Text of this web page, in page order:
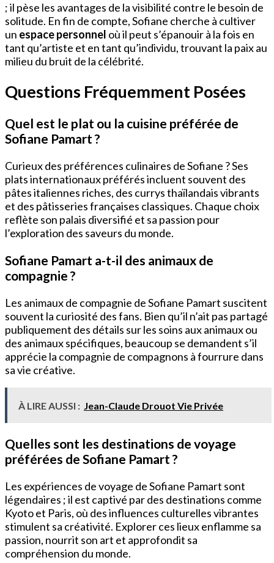
; il pèse les avantages de la visibilité contre le besoin de
solitude. En fin de compte, Sofiane cherche à cultiver
un espace personnel où il peut s’épanouir à la fois en
tant qu’artiste et en tant qu’individu, trouvant la paix au
milieu du bruit de la célébrité.
Questions Fréquemment Posées
Quel est le plat ou la cuisine préférée de
Sofiane Pamart ?
Curieux des préférences culinaires de Sofiane ? Ses
plats internationaux préférés incluent souvent des
pâtes italiennes riches, des currys thaïlandais vibrants
et des pâtisseries françaises classiques. Chaque choix
reflète son palais diversifié et sa passion pour
l’exploration des saveurs du monde.
Sofiane Pamart a-t-il des animaux de
compagnie ?
Les animaux de compagnie de Sofiane Pamart suscitent
souvent la curiosité des fans. Bien qu’il n’ait pas partagé
publiquement des détails sur les soins aux animaux ou
des animaux spécifiques, beaucoup se demandent s’il
apprécie la compagnie de compagnons à fourrure dans
sa vie créative.
À LIRE AUSSI : Jean-Claude Drouot Vie Privée
Quelles sont les destinations de voyage
préférées de Sofiane Pamart ?
Les expériences de voyage de Sofiane Pamart sont
légendaires ; il est captivé par des destinations comme
Kyoto et Paris, où des influences culturelles vibrantes
stimulent sa créativité. Explorer ces lieux enflamme sa
passion, nourrit son art et approfondit sa
compréhension du monde.